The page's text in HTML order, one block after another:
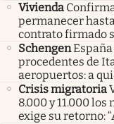
Vivienda
permanecer
contrato firmado
Schengen
procedentes de
aeropuertos: a
Crisis migratoria
8.000 y 11.000
exige su retorno: